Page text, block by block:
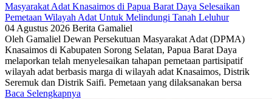
Masyarakat Adat Knasaimos di Papua Barat Daya Selesaikan
Pemetaan Wilayah Adat Untuk Melindungi Tanah Leluhur
04 Agustus 2026 Berita Gamaliel
Oleh Gamaliel Dewan Persekutuan Masyarakat Adat (DPMA)
Knasaimos di Kabupaten Sorong Selatan, Papua Barat Daya
melaporkan telah menyelesaikan tahapan pemetaan partisipatif
wilayah adat berbasis marga di wilayah adat Knasaimos, Distrik
Seremuk dan Distrik Saifi. Pemetaan yang dilaksanakan bersa
Baca Selengkapnya